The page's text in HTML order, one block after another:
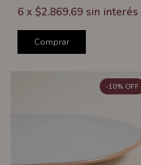
6 x $2.869,69 sin interés
Comprar
-10% OFF